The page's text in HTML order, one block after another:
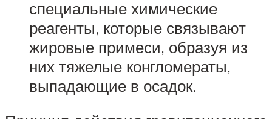
специальные химические
реагенты, которые связывают
жировые примеси, образуя из
них тяжелые конгломераты,
выпадающие в осадок.